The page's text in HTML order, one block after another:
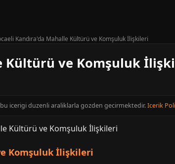
Kandıra'da Mahalle Kültürü ve Komşuluk İlişkileri
Kültürü ve Komşuluk
bu icerigi duzenli araliklarla gozden gecirmektedir.Icerik
Komşuluk İlişkileri